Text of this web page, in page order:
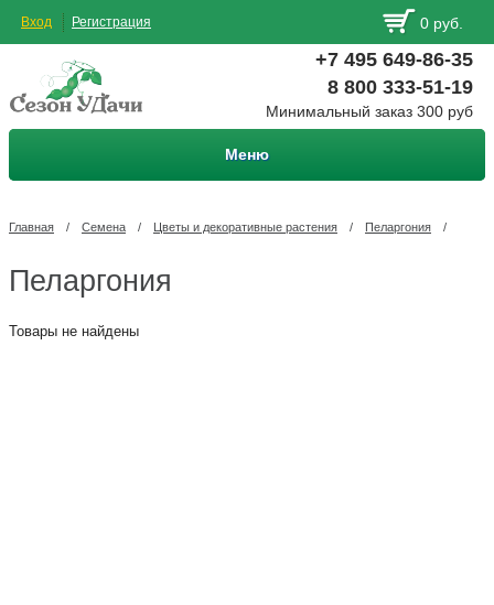
Вход Регистрация 0 руб.
+7 495 649-86-35
8 800 333-51-19
Минимальный заказ 300 руб
Меню
Главная / Семена / Цветы и декоративные растения / Пеларгония /
Пеларгония
Товары не найдены